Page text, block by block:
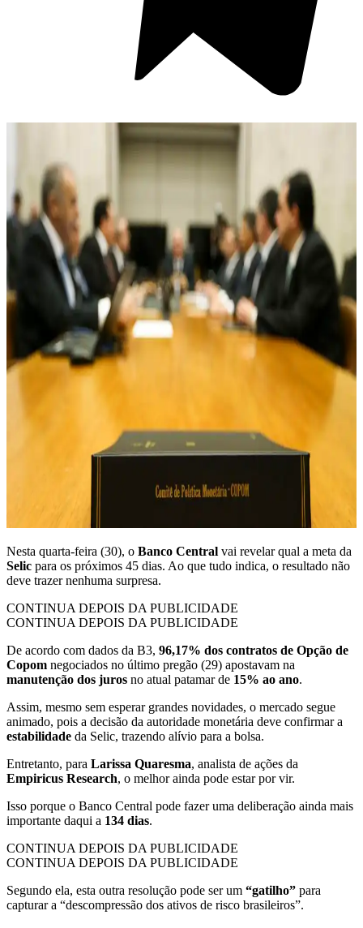
Nesta quarta-feira (30), o Banco Central vai revelar qual a meta da
Selic para os próximos 45 dias. Ao que tudo indica, o resultado não
deve trazer nenhuma surpresa.
CONTINUA DEPOIS DA PUBLICIDADE
CONTINUA DEPOIS DA PUBLICIDADE
De acordo com dados da B3, 96,17% dos contratos de Opção de
Copom negociados no último pregão (29) apostavam na
manutenção dos juros no atual patamar de 15% ao ano.
Assim, mesmo sem esperar grandes novidades, o mercado segue
animado, pois a decisão da autoridade monetária deve confirmar a
estabilidade da Selic, trazendo alívio para a bolsa.
Entretanto, para Larissa Quaresma, analista de ações da
Empiricus Research, o melhor ainda pode estar por vir.
Isso porque o Banco Central pode fazer uma deliberação ainda mais
importante daqui a 134 dias.
CONTINUA DEPOIS DA PUBLICIDADE
CONTINUA DEPOIS DA PUBLICIDADE
Segundo ela, esta outra resolução pode ser um “gatilho” para
capturar a “descompressão dos ativos de risco brasileiros”.